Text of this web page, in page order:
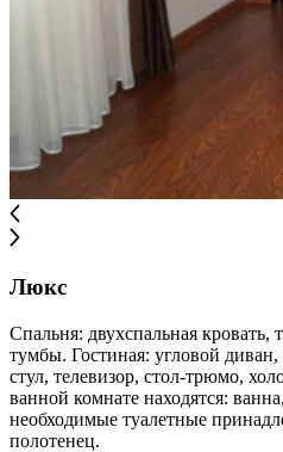
Люкс
Спальня: двухспальная кровать,
тумбы. Гостиная: угловой
стул, телевизор, стол-трюмо,
ванной комнате находятся:
необходимые туалетные
полотенец.